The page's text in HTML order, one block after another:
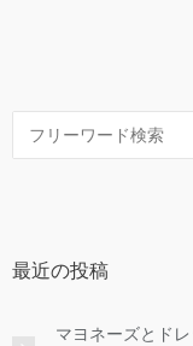
最近の投稿
マヨネーズとド